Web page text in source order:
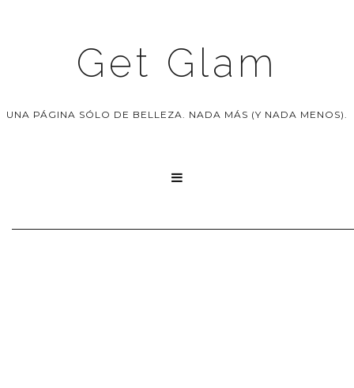
Get Glam
UNA PÁGINA SÓLO DE BELLEZA. NADA MÁS (Y NADA MENOS).
